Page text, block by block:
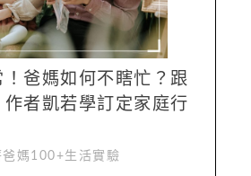
爸媽如何不瞎忙？跟
作者凱若學訂定家庭行
媽100+生活實驗